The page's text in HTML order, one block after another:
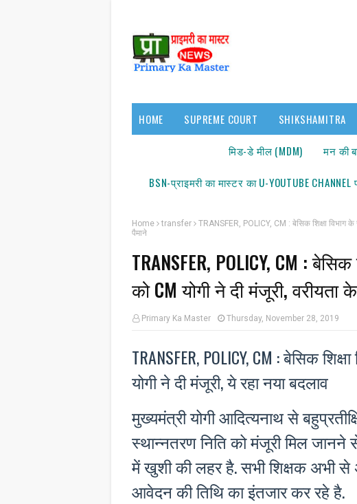
HOME SUPREME COURT SHIKSHAMITRA
मिड-डे मील (MDM) मन की
BSN-प्राइमरी का मास्टर का U-YOUTUBE CHANNEL
Home transfer
TRANSFER, POLICY, CM : बेसिक शिक्षा विभाग
पैमाने
TRANSFER, POLICY, CM :
को CM योगी ने दी मंजूरी,
Primary Ka Master Thursday, November 28, 2019
TRANSFER, POLICY, CM : बेसिक
योगी ने दी मंजूरी, ये रहा नया बदलाव
मुख्यमंत्री योगी आदित्यनाथ से
स्थान्नतरण निति को मंजूरी मिल जानने
में खुशी की लहर है. सभी शिक्षक अभी
आवेदन की तिथि का इंतजार कर रहे है.